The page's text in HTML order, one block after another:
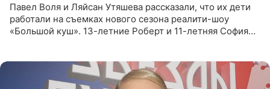
Павел Воля и Ляйсан Утяшева рассказали, что их дети
работали на съемках нового сезона реалити-шоу
«Большой куш». 13-летние Роберт и 11-летняя София